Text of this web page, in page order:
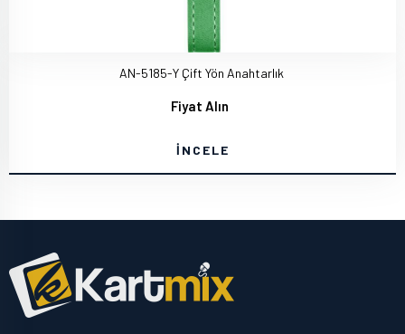
AN-5185-Y Çift Yön Anahtarlık
Fiyat Alın
İNCELE